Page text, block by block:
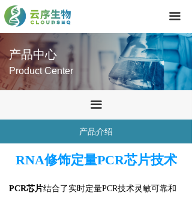
끀
首页
技术服务
产品中心
关于我们
联系我们
产品中心
Product Center
끀
产品介绍
RNA修饰定量PCR芯片技术
PCR芯片结合了实时定量PCR技术灵敏可靠和